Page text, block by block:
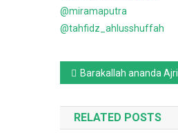
@miramaputra
@tahfidz_ahlusshuffah
Post
navigation
Barakallah ananda Ajril
RELATED POSTS